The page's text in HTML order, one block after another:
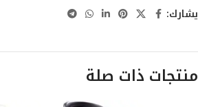
يشارك:
منتجات ذات صلة